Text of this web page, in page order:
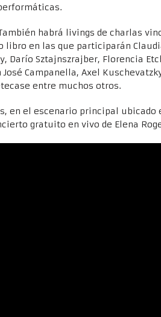
habrá livings de charlas
libro en las que participarán
Darío Sztajnszrajber, Florencia
José Campanella, Axel
entre muchos otros.
en el escenario principal
gratuito en vivo de Elena